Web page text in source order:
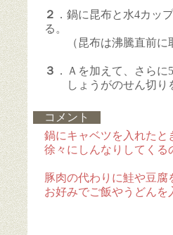
２ ．鍋に昆布と水4カッ
る。
（昆布は沸騰直前に
３ ．Ａを加えて、さら
しょうがのせん切り
コメント
鍋にキャベツを入れたと
徐々にしんなりしてくる
豚肉の代わりに鮭や豆
お好みでご飯やうどんを